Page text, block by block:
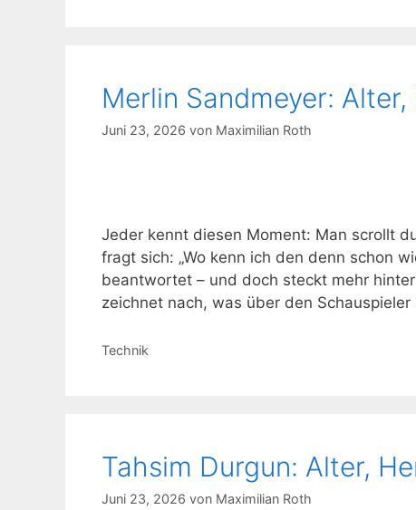
Merlin Sandmeyer:
Juni 23, 2026 von Maximilian Roth
Jeder kennt diesen Moment: Man scrollt
fragt sich: „Wo kenn ich den denn schon
beantwortet – und doch steckt mehr
zeichnet nach, was über den
Kategorien
Technik
Tahsim Durgun: Alter,
Juni 23, 2026 von Maximilian Roth